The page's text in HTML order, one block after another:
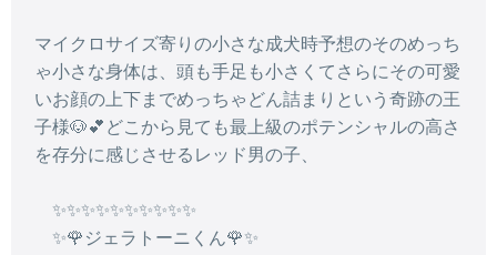
マイクロサイズ寄りの小さな成犬時予想のそのめっち
ゃ小さな身体は、頭も手足も小さくてさらにその可愛
いお顔の上下までめっちゃどん詰まりという奇跡の王
子様🐶💕どこから見ても最上級のポテンシャルの高さ
を存分に感じさせるレッド男の子、
✨✨✨✨✨✨✨✨✨✨
✨🌹ジェラトーニくん🌹✨